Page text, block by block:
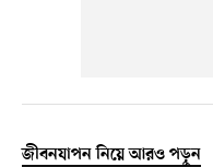
জীবনযাপন নিয়ে আরও পড়ুন